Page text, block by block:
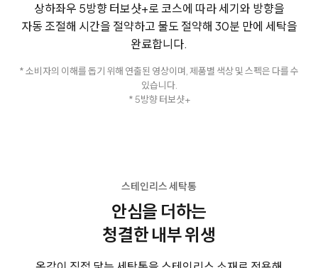
상하좌우 5방향 터보샷+로 코스에 따라세기와 방향을
자동 조절해 시간을 절약하고 물도 절약해 30분 만에 세탁을
완료합니다.
* 소비자의 이해를 돕기 위해 연출된 영상이며, 제품별 색상 및 스펙은 다를 수
있습니다.
* 5방향 터보샷+
스테인리스 세탁통
안심을 더하는
청결한 내부 위생